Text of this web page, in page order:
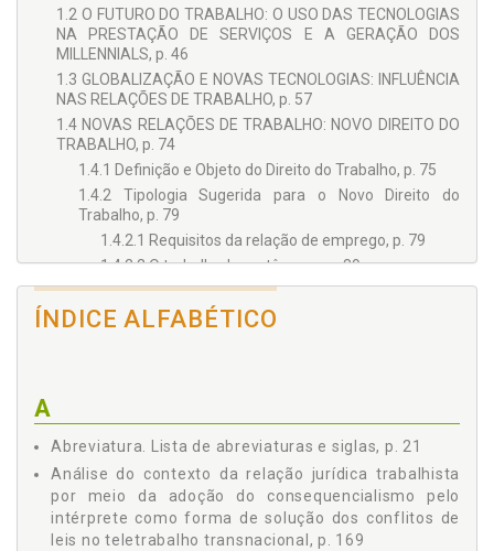
1.2 O FUTURO DO TRABALHO: O USO DAS TECNOLOGIAS
NA PRESTAÇÃO DE SERVIÇOS E A GERAÇÃO DOS
MILLENNIALS, p. 46
1.3 GLOBALIZAÇÃO E NOVAS TECNOLOGIAS: INFLUÊNCIA
NAS RELAÇÕES DE TRABALHO, p. 57
1.4 NOVAS RELAÇÕES DE TRABALHO: NOVO DIREITO DO
TRABALHO, p. 74
1.4.1 Definição e Objeto do Direito do Trabalho, p. 75
1.4.2 Tipologia Sugerida para o Novo Direito do
Trabalho, p. 79
1.4.2.1 Requisitos da relação de emprego, p. 79
1.4.2.2 O trabalhador autônomo, p. 89
1.4.2.3 Relações de trabalho observáveis
empiricamente, p. 94
PRESTAÇÃO DE SERVIÇOS, p. 102
2.2 TELETRABALHO TRANSNACIONAL: DIREITO DO
TRABALHO TRANSNACIONAL, p. 136
2.2.1 Lei Aplicável ao Teletrabalho Transnacional, p.
144
2.3 TELETRABALHO: O CIBERESPAÇO COMO LOCAL DE
ÍNDICE ALFABÉTICO
A
Abreviatura. Lista de abreviaturas e siglas, p. 21
Análise do contexto da relação jurídica trabalhista
por meio da adoção do consequencialismo pelo
intérprete como forma de solução dos conflitos de
leis no teletrabalho transnacional, p. 169